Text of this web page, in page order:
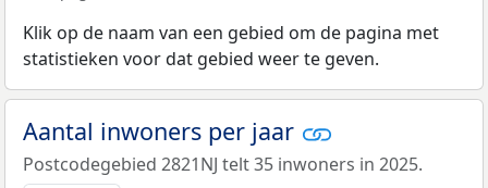
Klik op de naam van een gebied om de pagina met
statistieken voor dat gebied weer te geven.
Aantal inwoners per jaar
Postcodegebied 2821NJ telt 35 inwoners in 2025.